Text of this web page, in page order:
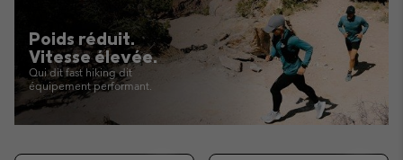
TO
SEARCH
Poids réduit.
Vitesse élevée.
Qui dit fast hiking dit
équipement performant.